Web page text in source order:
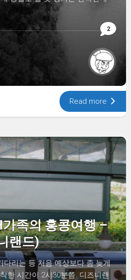
2
Read more
족의 홍콩여행 –
랜드)
다리는 등 처음 예상보다 좀 늦게
한 시간이 2시30분쯤. 디즈니랜